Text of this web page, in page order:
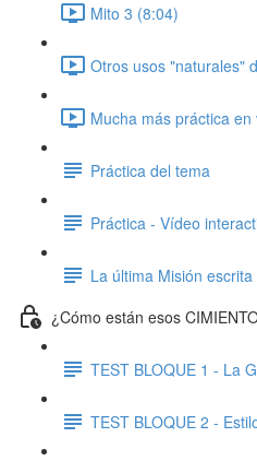
Mito 3 (8:04)
Otros usos "naturales"
Mucha más práctica
Práctica del tema
Práctica - Vídeo
La última Misión escrita
¿Cómo están esos
TEST BLOQUE 1 - La
TEST BLOQUE 2 -